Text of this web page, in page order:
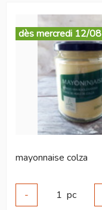
dès mercredi 12/08
mayonnaise colza
-
1 pc